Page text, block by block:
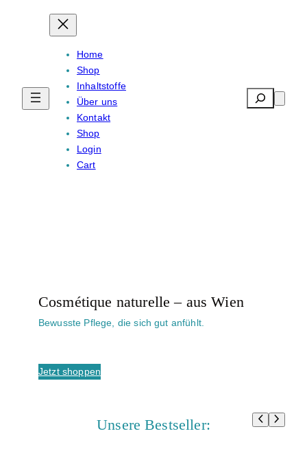
Home
Shop
Inhaltstoffe
Über uns
Kontakt
Shop
Login
Cart
Search
Cosmétique naturelle – aus Wien
Bewusste Pflege, die sich gut anfühlt.
Jetzt shoppen
Unsere Bestseller: